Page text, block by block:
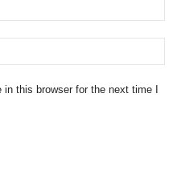
this browser for the next time I